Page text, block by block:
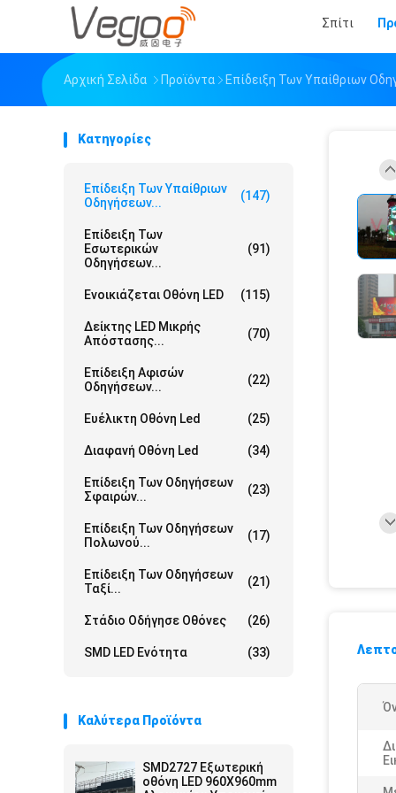
Σπίτι
Αρχική Σελίδα Προϊόντα Επίδειξη Των Υπαίθριων
Κατηγορίες
Επίδειξη Των Υπαίθριων
Οδηγήσεων...
(147)
Επίδειξη Των
Εσωτερικών
Οδηγήσεων...
(91)
Ενοικιάζεται Οθόνη LED (115)
Δείκτης LED Μικρής
Απόστασης...
(70)
Επίδειξη Αφισών
Οδηγήσεων...
(22)
Ευέλικτη Οθόνη Led (25)
Διαφανή Οθόνη Led (34)
Επίδειξη Των Οδηγήσεων
Σφαιρών...
(23)
Επίδειξη Των Οδηγήσεων
Πολωνού...
(17)
Επίδειξη Των Οδηγήσεων
Ταξί...
(21)
Στάδιο Οδήγησε Οθόνες (26)
SMD LED Ενότητα (33)
Καλύτερα Προϊόντα
SMD2727 Εξωτερική
οθόνη LED 960X960mm